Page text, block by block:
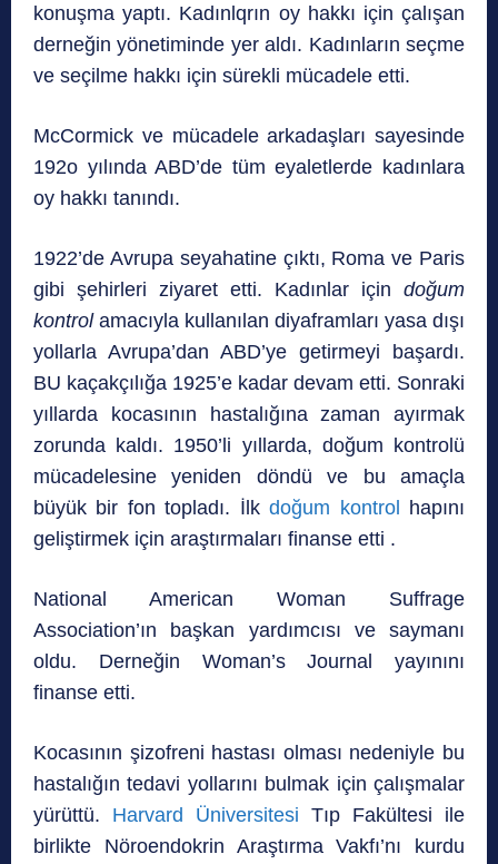
konuşma yaptı. Kadınlqrın oy hakkı için çalışan
derneğin yönetiminde yer aldı. Kadınların seçme
ve seçilme hakkı için sürekli mücadele etti.
McCormick ve mücadele arkadaşları sayesinde
192o yılında ABD’de tüm eyaletlerde kadınlara
oy hakkı tanındı.
1922’de Avrupa seyahatine çıktı, Roma ve Paris
gibi şehirleri ziyaret etti. Kadınlar için doğum
kontrolamacıyla kullanılan diyaframları yasa dışı
yollarla Avrupa’dan ABD’ye getirmeyi başardı.
BU kaçakçılığa 1925’e kadar devam etti. Sonraki
yıllarda kocasının hastalığına zaman ayırmak
zorunda kaldı. 1950’li yıllarda, doğum kontrolü
mücadelesine yeniden döndü ve bu amaçla
büyük bir fon topladı. İlkdoğum kontrol hapını
geliştirmek için araştırmaları finanse etti .
National American Woman Suffrage
Association’ın başkan yardımcısı ve saymanı
oldu. Derneğin Woman’s Journal yayınını
finanse etti.
Kocasının şizofreni hastası olması nedeniyle bu
hastalığın tedavi yollarını bulmak için çalışmalar
yürüttü. Harvard Üniversitesi Tıp Fakültesi ile
birlikte Nöroendokrin Araştırma Vakfı’nı kurdu